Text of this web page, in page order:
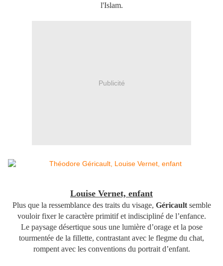
l'Islam.
Publicité
Louise Vernet, enfant
Plus que la ressemblance des traits du visage, Géricaultsemble
vouloir fixer le caractère primitif et indiscipliné de l’enfance.
Le paysage désertique sous une lumière d’orage et la pose
tourmentée de la fillette, contrastant avec le flegme du chat,
rompent avec les conventions du portrait d’enfant.